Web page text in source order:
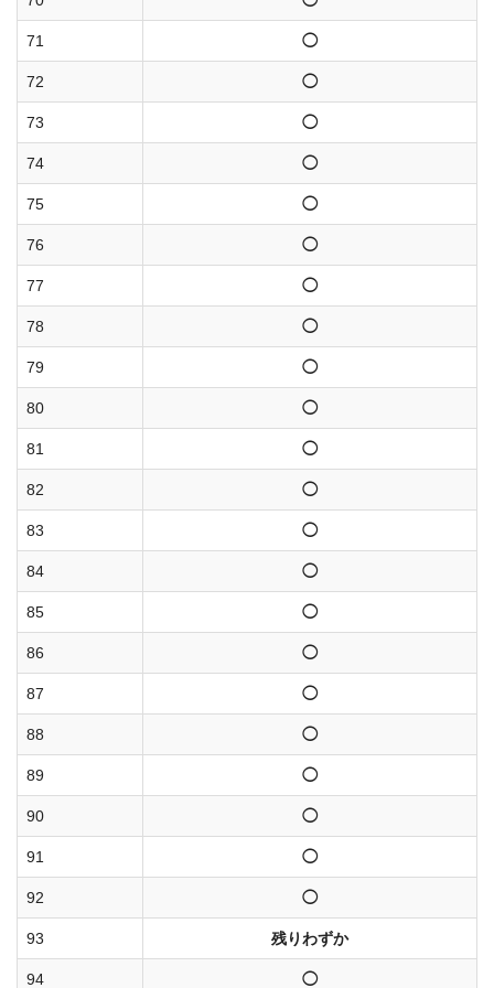
71 ◯
72 ◯
73 ◯
74 ◯
75 ◯
76 ◯
77 ◯
78 ◯
79 ◯
80 ◯
81 ◯
82 ◯
83 ◯
84 ◯
85 ◯
86 ◯
87 ◯
88 ◯
89 ◯
90 ◯
91 ◯
92 ◯
93 残りわずか
94 ◯